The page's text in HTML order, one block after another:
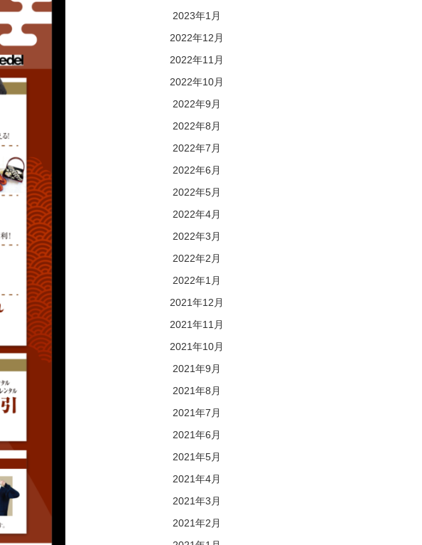
2023年1月
2022年12月
2022年11月
2022年10月
2022年9月
2022年8月
2022年7月
2022年6月
2022年5月
2022年4月
2022年3月
2022年2月
2022年1月
2021年12月
2021年11月
2021年10月
2021年9月
2021年8月
2021年7月
2021年6月
2021年5月
2021年4月
2021年3月
2021年2月